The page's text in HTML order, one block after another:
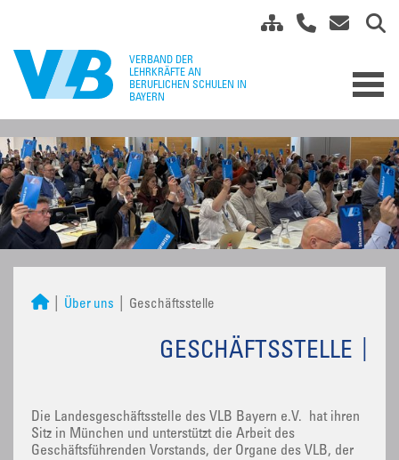
Über uns Geschäftsstelle
GESCHÄFTSSTELLE
Die Landesgeschäftsstelle des VLB Bayern e.V. hat ihren
Sitz in München und unterstützt die Arbeit des
Geschäftsführenden Vorstands, der Organe des VLB, der